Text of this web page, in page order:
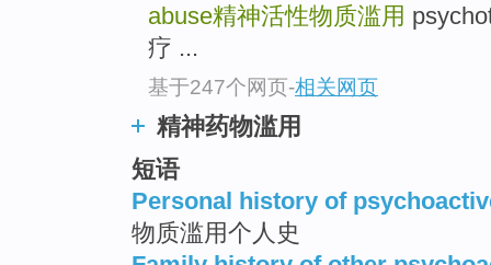
abuse精神活性物质滥用
疗 ...
基于247个网页-相关网页
精神药物滥用
短语
Personal history of
物质滥用个人史